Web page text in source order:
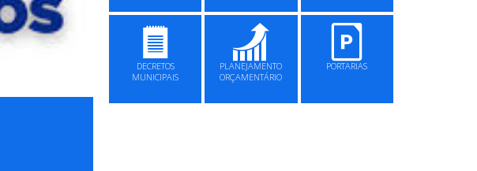
DECRETOS
MUNICIPAIS
PLANEJAMENTO
ORÇAMENTÁRIO
PORTARIAS